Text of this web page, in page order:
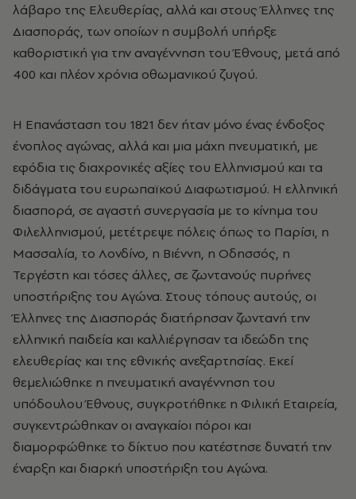
λάβαρο της Ελευθερίας, αλλά και στους Έλληνες της
Διασποράς, των οποίων η συμβολή υπήρξε
καθοριστική για την αναγέννηση του Έθνους, μετά από
400 και πλέον χρόνια οθωμανικού ζυγού.
Η Επανάσταση του 1821 δεν ήταν μόνο ένας ένδοξος
ένοπλος αγώνας, αλλά και μια μάχη πνευματική, με
εφόδια τις διαχρονικές αξίες του Ελληνισμού και τα
διδάγματα του ευρωπαϊκού Διαφωτισμού. Η ελληνική
διασπορά, σε αγαστή συνεργασία με το κίνημα του
Φιλελληνισμού, μετέτρεψε πόλεις όπως το Παρίσι, η
Μασσαλία, το Λονδίνο, η Βιέννη, η Οδησσός, η
Τεργέστη και τόσες άλλες, σε ζωντανούς πυρήνες
υποστήριξης του Αγώνα. Στους τόπους αυτούς, οι
Έλληνες της Διασποράς διατήρησαν ζωντανή την
ελληνική παιδεία και καλλιέργησαν τα ιδεώδη της
ελευθερίας και της εθνικής ανεξαρτησίας. Εκεί
θεμελιώθηκε η πνευματική αναγέννηση του
υπόδουλου Έθνους, συγκροτήθηκε η Φιλική Εταιρεία,
συγκεντρώθηκαν οι αναγκαίοι πόροι και
διαμορφώθηκε το δίκτυο που κατέστησε δυνατή την
έναρξη και διαρκή υποστήριξη του Αγώνα.